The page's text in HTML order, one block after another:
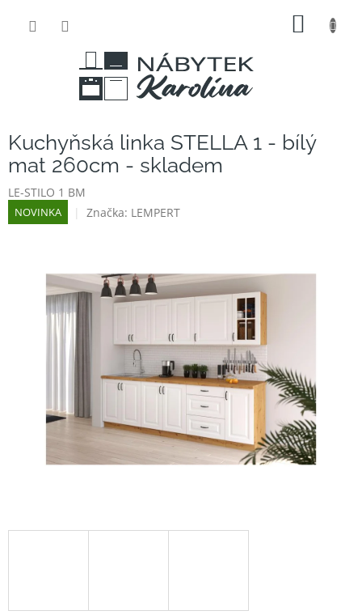
Kuchyňská linka STELLA 1 - bílý
mat 260cm - skladem
LE-STILO 1 BM
NOVINKA Značka: LEMPERT